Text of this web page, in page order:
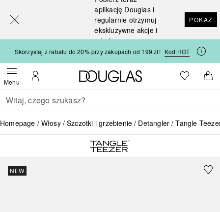
aplikację Douglas i
regularnie otrzymuj
ekskluzywne akcje i
rabaty
POKAŻ
Skorzystaj z rabatu do 20% przy zakupach od 199 zł! Kod:HOT
MenuOtwórz menuMoje konto
Strona główna Douglas
Do listyDo
Wracać
Wykonaj wyszukiwanie
Homepage Włosy Szczotki i grzebienie Detangler Tangle
NEW
[navigation.slideout.screenreader]